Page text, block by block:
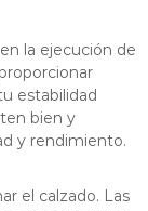
la ejecución de
estabilidad
bien y
y rendimiento.
el calzado. Las